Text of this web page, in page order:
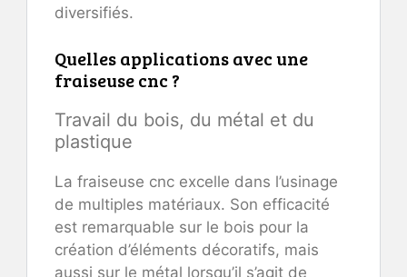
diversifiés.
Quelles applications avec une
fraiseuse cnc ?
Travail du bois, du métal et du
plastique
La fraiseuse cnc excelle dans l’usinage
de multiples matériaux. Son efficacité
est remarquable sur le bois pour la
création d’éléments décoratifs, mais
aussi sur le métal lorsqu’il s’agit de